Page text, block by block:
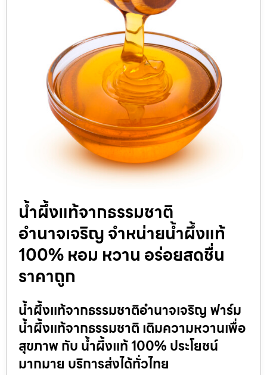
น้ำผึ้งแท้จากธรรมชาติ
อำนาจเจริญ จำหน่ายน้ำผึ้งแท้
100% หอม หวาน อร่อยสดชื่น
ราคาถูก
น้ำผึ้งแท้จากธรรมชาติอำนาจเจริญ ฟาร์ม
น้ำผึ้งแท้จากธรรมชาติ เติมความหวานเพื่อ
สุขภาพ กับ น้ำผึ้งแท้ 100% ประโยชน์
มากมาย บริการส่งได้ทั่วไทย